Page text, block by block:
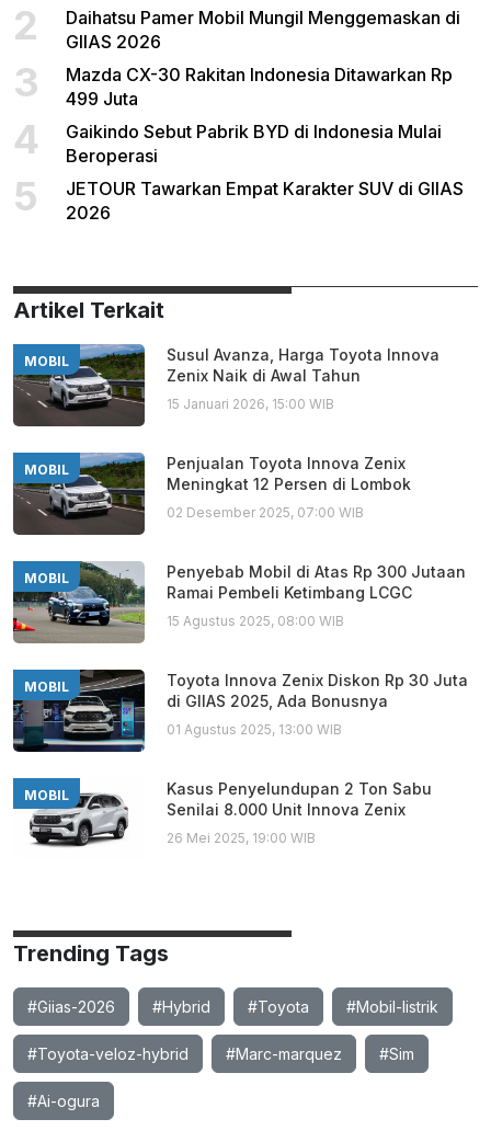
2
Daihatsu Pamer Mobil Mungil Menggemaskan di
GIIAS 2026
3
Mazda CX-30 Rakitan Indonesia Ditawarkan Rp
499 Juta
4
Gaikindo Sebut Pabrik BYD di Indonesia Mulai
Beroperasi
5
JETOUR Tawarkan Empat Karakter SUV di GIIAS
2026
Artikel Terkait
MOBIL
Susul Avanza, Harga Toyota Innova
Zenix Naik di Awal Tahun
15 Januari 2026, 15:00 WIB
MOBIL
Penjualan Toyota Innova Zenix
Meningkat 12 Persen di Lombok
02 Desember 2025, 07:00 WIB
MOBIL
Penyebab Mobil di Atas Rp 300 Jutaan
Ramai Pembeli Ketimbang LCGC
15 Agustus 2025, 08:00 WIB
MOBIL
Toyota Innova Zenix Diskon Rp 30 Juta
di GIIAS 2025, Ada Bonusnya
01 Agustus 2025, 13:00 WIB
MOBIL
Kasus Penyelundupan 2 Ton Sabu
Senilai 8.000 Unit Innova Zenix
26 Mei 2025, 19:00 WIB
Trending Tags
#Giias-2026 #Hybrid #Toyota #Mobil-listrik
#Toyota-veloz-hybrid #Marc-marquez #Sim
#Ai-ogura